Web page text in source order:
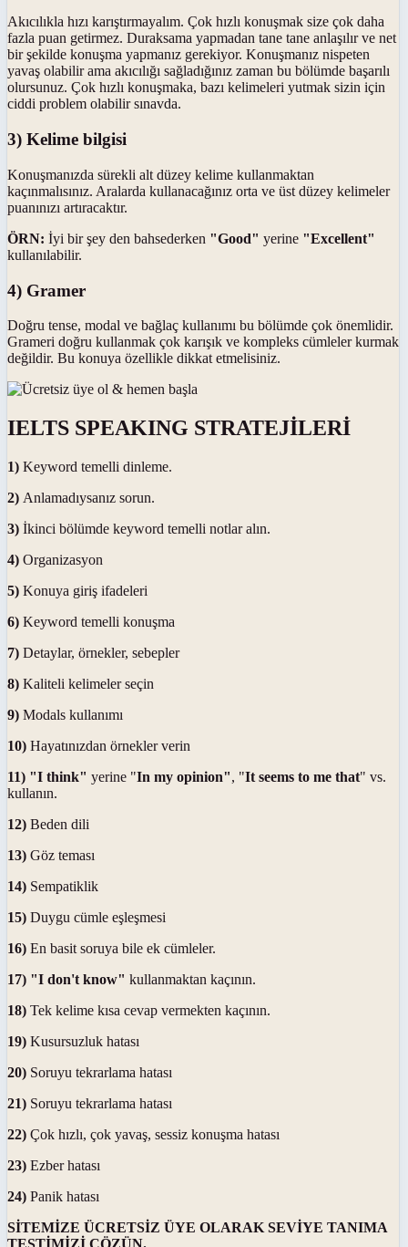
Akıcılıkla hızı karıştırmayalım. Çok hızlı konuşmak size çok daha
fazla puan getirmez. Duraksama yapmadan tane tane anlaşılır ve net
bir şekilde konuşma yapmanız gerekiyor. Konuşmanız nispeten
yavaş olabilir ama akıcılığı sağladığınız zaman bu bölümde başarılı
olursunuz. Çok hızlı konuşmaka, bazı kelimeleri yutmak sizin için
ciddi problem olabilir sınavda.
3) Kelime bilgisi
Konuşmanızda sürekli alt düzey kelime kullanmaktan
kaçınmalısınız. Aralarda kullanacağınız orta ve üst düzey kelimeler
puanınızı artıracaktır.
ÖRN: İyi bir şey den bahsederken "Good" yerine "Excellent"
kullanılabilir.
4) Gramer
Doğru tense, modal ve bağlaç kullanımı bu bölümde çok önemlidir.
Grameri doğru kullanmak çok karışık ve kompleks cümleler kurmak
değildir. Bu konuya özellikle dikkat etmelisiniz.
IELTS SPEAKING STRATEJİLERİ
1) Keyword temelli dinleme.
2) Anlamadıysanız sorun.
3) İkinci bölümde keyword temelli notlar alın.
4) Organizasyon
5) Konuya giriş ifadeleri
6) Keyword temelli konuşma
7) Detaylar, örnekler, sebepler
8) Kaliteli kelimeler seçin
9) Modals kullanımı
10) Hayatınızdan örnekler verin
11) "I think" yerine "In my opinion", "It seems to me that" vs.
kullanın.
12) Beden dili
13) Göz teması
14) Sempatiklik
15) Duygu cümle eşleşmesi
16) En basit soruya bile ek cümleler.
17) "I don't know" kullanmaktan kaçının.
18) Tek kelime kısa cevap vermekten kaçının.
19) Kusursuzluk hatası
20) Soruyu tekrarlama hatası
21) Soruyu tekrarlama hatası
22) Çok hızlı, çok yavaş, sessiz konuşma hatası
23) Ezber hatası
24) Panik hatası
SİTEMİZE ÜCRETSİZ ÜYE OLARAK SEVİYE TANIMA
TESTİMİZİ ÇÖZÜN.